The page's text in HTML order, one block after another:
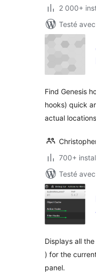
2 000+
Testé
Find Genesis
hooks) quick
actual
700+
Testé
Displays all
) for the
panel.